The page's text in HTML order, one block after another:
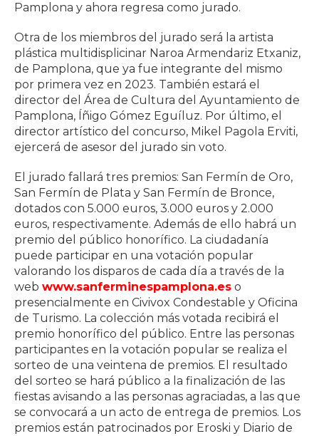
Pamplona y ahora regresa como jurado.
Otra de los miembros del jurado será la artista
plástica multidisplicinar Naroa Armendariz Etxaniz,
de Pamplona, que ya fue integrante del mismo
por primera vez en 2023. También estará el
director del Área de Cultura del Ayuntamiento de
Pamplona, Íñigo Gómez Eguíluz. Por último, el
director artístico del concurso, Mikel Pagola Erviti,
ejercerá de asesor del jurado sin voto.
El jurado fallará tres premios: San Fermín de Oro,
San Fermín de Plata y San Fermín de Bronce,
dotados con 5.000 euros, 3.000 euros y 2.000
euros, respectivamente. Además de ello habrá un
premio del público honorífico. La ciudadanía
puede participar en una votación popular
valorando los disparos de cada día a través de la
web www.sanferminespamplona.es o
presencialmente en Civivox Condestable y Oficina
de Turismo. La colección más votada recibirá el
premio honorífico del público. Entre las personas
participantes en la votación popular se realiza el
sorteo de una veintena de premios. El resultado
del sorteo se hará público a la finalización de las
fiestas avisando a las personas agraciadas, a las que
se convocará a un acto de entrega de premios. Los
premios están patrocinados por Eroski y Diario de